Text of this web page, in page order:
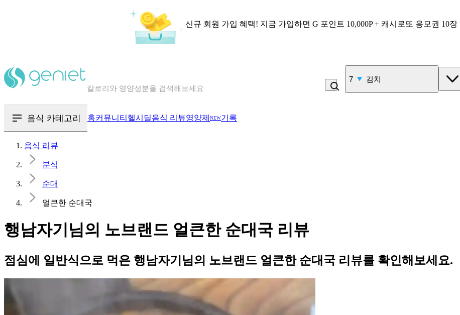
신규 회원 가입 혜택! 지금 가입하면 G 포인트 10,000P + 캐시로또 응모권 10장
혈당 · 다이어트 음식 검색해보세요
7 김치
음식 카테고리 홈커뮤니티 헬시딜음식 리뷰영양제 NEW기록
음식 리뷰
분식
순대
얼큰한 순대국
행남자기님의 노브랜드 얼큰한 순대국 리뷰
점심에 일반식으로 먹은 행남자기님의 노브랜드 얼큰한 순대국 리뷰를 확인해보세요.